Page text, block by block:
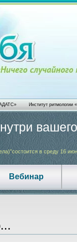
в среду 16
Институт
Вебинар